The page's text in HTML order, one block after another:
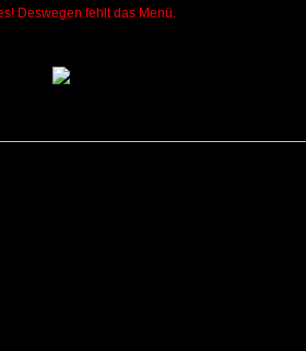
Deswegen fehlt das Menü.